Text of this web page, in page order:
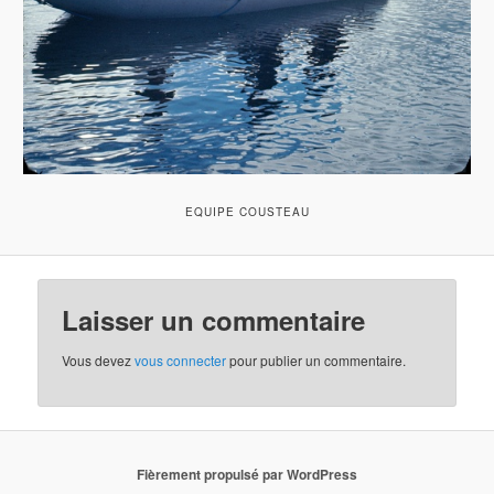
EQUIPE COUSTEAU
Laisser un commentaire
Vous devezvous connecterpour publier un commentaire.
Fièrement propulsé par WordPress